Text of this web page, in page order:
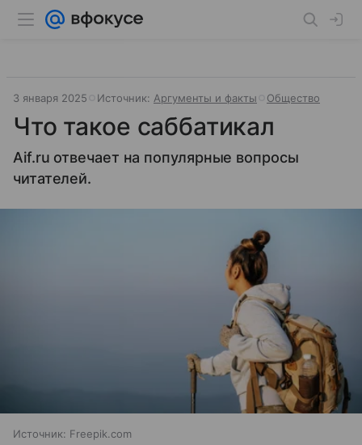
3 января 2025 Источник: Аргументы и факты Общество
Что такое саббатикал
Аif.ru отвечает на популярные вопросы
читателей.
Источник: Freepik.com